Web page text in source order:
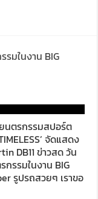
มในงาน BIG
นตรกรรมสปอร์ต
จัดแสดง
DB11 ข่าวสด วัน
รรมในงาน BIG
รูปรถสวยๆ เราขอ